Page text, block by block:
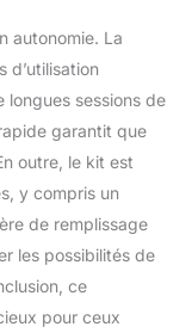
horizontales
prise
du
commande :
joysticks à
le
à écran
pouces
de filmer
à des
autonomie. La
d’utilisation
sessions de
garantit que
outre, le kit est
y compris un
de remplissage
les possibilités de
ce
pour ceux